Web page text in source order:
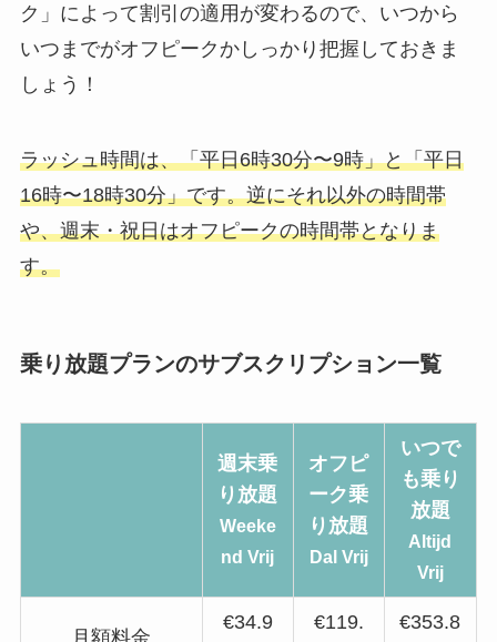
ク」によって割引の適用が変わるので、いつから
いつまでがオフピークかしっかり把握しておきま
しょう！
ラッシュ時間は、「平日6時30分〜9時」と「平日
16時〜18時30分」です。逆にそれ以外の時間帯
や、週末・祝日はオフピークの時間帯となりま
す。
乗り放題プランのサブスクリプション一覧
週末乗
り放題
Weeke
nd Vrij
オフピ
ーク乗
り放題
Dal Vrij
いつで
も乗り
放題
Altijd
Vrij
€34.9
€119.
€353.8